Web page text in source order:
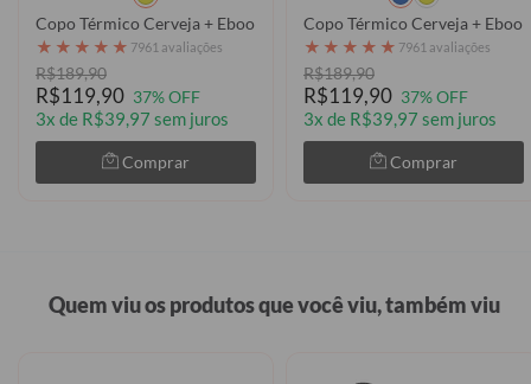
Copo Térmico Cerveja + Ebook - CBF - Uniforme 01 Personalizado
★ ★ ★ ★ ★ 7961 avaliações
R$189,90
R$119,90 37% OFF
3x de R$39,97 sem juros
Comprar
Copo Térmico Cerveja +
★ ★ ★ ★ ★ 7961 avaliações
R$189,90
R$119,90 37% OFF
3x de R$39,97 sem juros
Comprar
Quem viu os produtos que você viu, também viu